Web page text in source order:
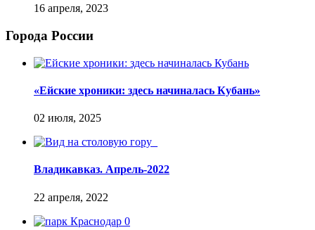
Города России
«Ейские хроники: здесь начиналась Кубань»
Владикавказ. Апрель-2022